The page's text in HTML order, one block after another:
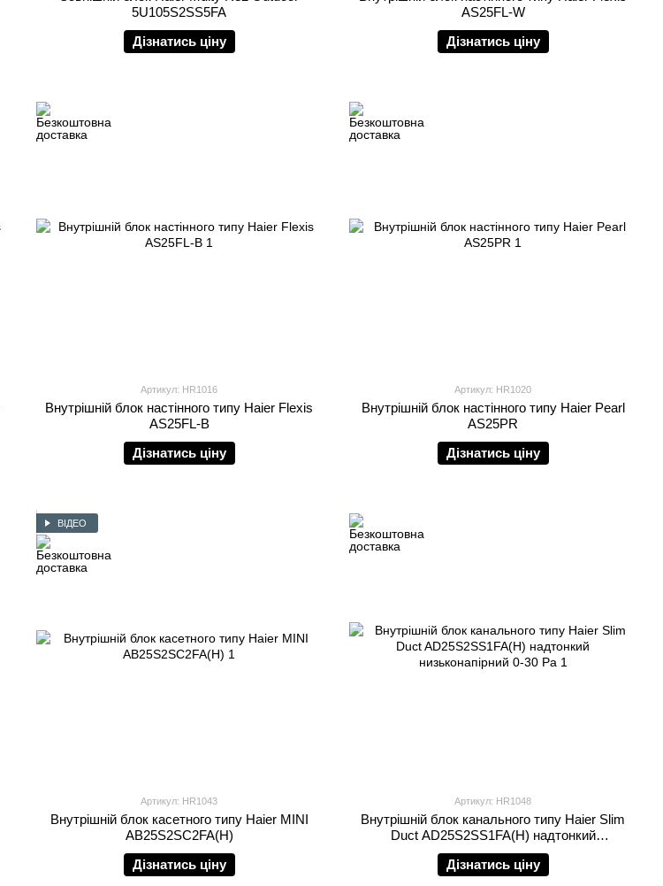
5U105S2SS5FA
Дізнатись ціну
AS25FL-W
Дізнатись ціну
Артикул: HR1016
Внутрішній блок настінного типу Haier Flexis
AS25FL-B
Дізнатись ціну
Артикул: HR1020
Внутрішній блок настінного типу Haier Pearl
AS25PR
Дізнатись ціну
ВІДЕО
Артикул: HR1043
Внутрішній блок касетного типу Haier MINI
AB25S2SC2FA(H)
Дізнатись ціну
Артикул: HR1048
Внутрішній блок канального типу Haier Slim
Duct AD25S2SS1FA(H) надтонкий
низьконапірний 0-30 Pа
Дізнатись ціну